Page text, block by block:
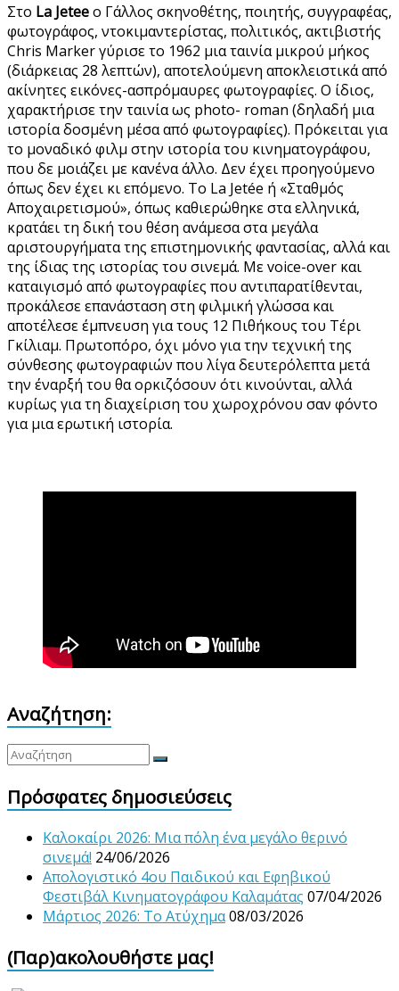
Στο La Jeteeο Γάλλος σκηνοθέτης, ποιητής, συγγραφέας,
φωτογράφος, ντοκιμαντερίστας, πολιτικός, ακτιβιστής
Chris Marker γύρισε το 1962 μια ταινία μικρού μήκος
(διάρκειας 28 λεπτών), αποτελούμενη αποκλειστικά από
ακίνητες εικόνες-ασπρόμαυρες φωτογραφίες. Ο ίδιος,
χαρακτήρισε την ταινία ως photo- roman (δηλαδή μια
ιστορία δοσμένη μέσα από φωτογραφίες). Πρόκειται για
το μοναδικό φιλμ στην ιστορία του κινηματογράφου,
που δε μοιάζει με κανένα άλλο. Δεν έχει προηγούμενο
όπως δεν έχει κι επόμενο. Το La Jetée ή «Σταθμός
Αποχαιρετισμού», όπως καθιερώθηκε στα ελληνικά,
κρατάει τη δική του θέση ανάμεσα στα μεγάλα
αριστουργήματα της επιστημονικής φαντασίας, αλλά και
της ίδιας της ιστορίας του σινεμά. Με voice-over και
καταιγισμό από φωτογραφίες που αντιπαρατίθενται,
προκάλεσε επανάσταση στη φιλμική γλώσσα και
αποτέλεσε έμπνευση για τους 12 Πιθήκους του Τέρι
Γκίλιαμ. Πρωτοπόρο, όχι μόνο για την τεχνική της
σύνθεσης φωτογραφιών που λίγα δευτερόλεπτα μετά
την έναρξή του θα ορκιζόσουν ότι κινούνται, αλλά
κυρίως για τη διαχείριση του χωροχρόνου σαν φόντο
για μια ερωτική ιστορία.
Αναζήτηση:
Πρόσφατες δημοσιεύσεις
Καλοκαίρι 2026: Μια πόλη ένα μεγάλο θερινό
σινεμά! 24/06/2026
Απολογιστικό 4ου Παιδικού και Εφηβικού
Φεστιβάλ Κινηματογράφου Καλαμάτας 07/04/2026
Μάρτιος 2026: Το Ατύχημα08/03/2026
(Παρ)ακολουθήστε μας!